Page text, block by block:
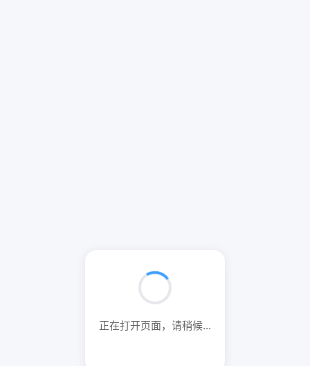
正在打开页面，请稍候...